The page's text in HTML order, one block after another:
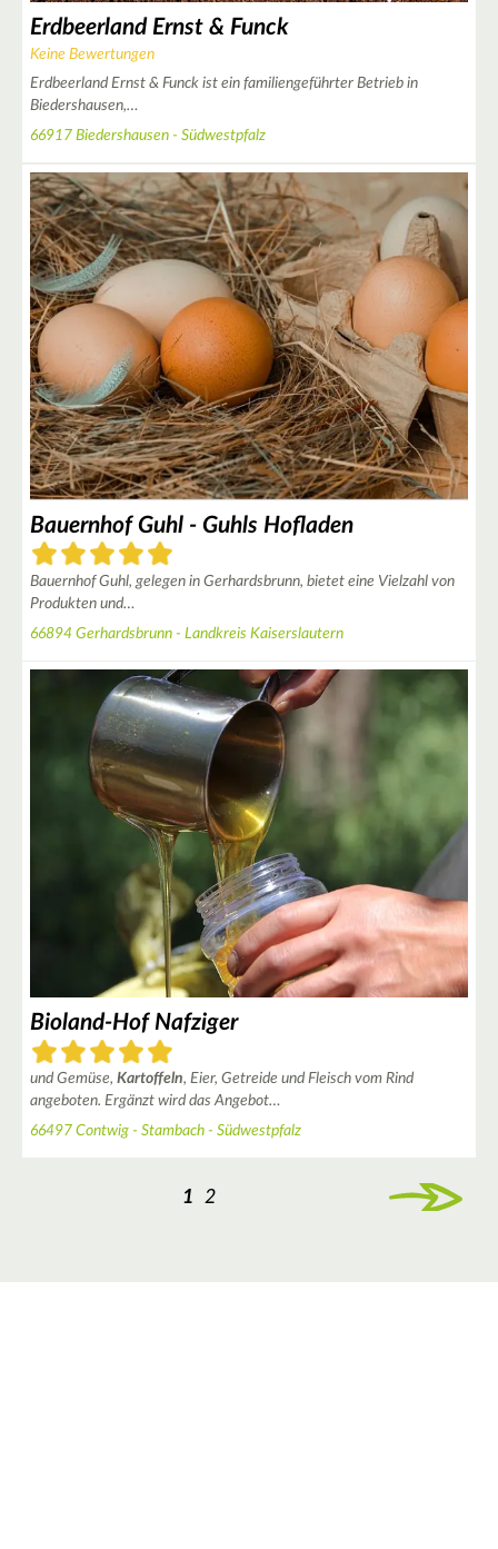
Erdbeerland Ernst & Funck
Keine Bewertungen
Erdbeerland Ernst & Funck ist ein familiengeführter Betrieb in
Biedershausen,…
66917 Biedershausen - Südwestpfalz
Bauernhof Guhl - Guhls Hofladen
Bauernhof Guhl, gelegen in Gerhardsbrunn, bietet eine Vielzahl von
Produkten und…
66894 Gerhardsbrunn - Landkreis Kaiserslautern
Bioland-Hof Nafziger
und Gemüse, Kartoffeln, Eier, Getreide und Fleisch vom Rind
angeboten. Ergänzt wird das Angebot…
66497 Contwig - Stambach - Südwestpfalz
1 2